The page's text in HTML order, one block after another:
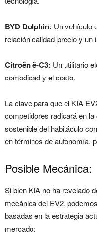
BYD Dolphin: Un vehículo
relación calidad-precio y un
Citroën ë-C3: Un utilitario
comodidad y el costo.
La clave para que el KIA
competidores radicará en
sostenible del habitáculo
en términos de autonomía,
Posible Mecánica:
Si bien KIA no ha revelado
mecánica del EV2,
basadas en la estrategia
mercado: